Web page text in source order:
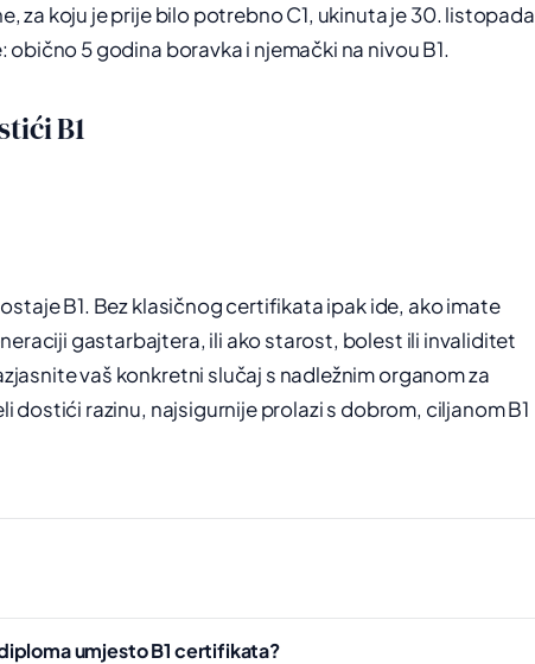
za koju je prije bilo potrebno C1, ukinuta je 30. listopada
5 godina boravka i njemački na nivou B1.
B1
B1. Bez klasičnog certifikata ipak ide, ako imate
gastarbajtera, ili ako starost, bolest ili invaliditet
vaš konkretni slučaj s nadležnim organom za
dostići razinu, najsigurnije prolazi s dobrom, ciljanom B1
umjesto B1 certifikata?